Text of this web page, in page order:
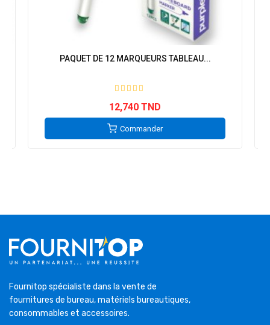
PAQUET DE 12 MARQUEURS TABLEAU...
12,740 TND
Commander
Fournitop spécialiste dans la vente de
fournitures de bureau, matériels bureautiques,
consommables et accessoires.